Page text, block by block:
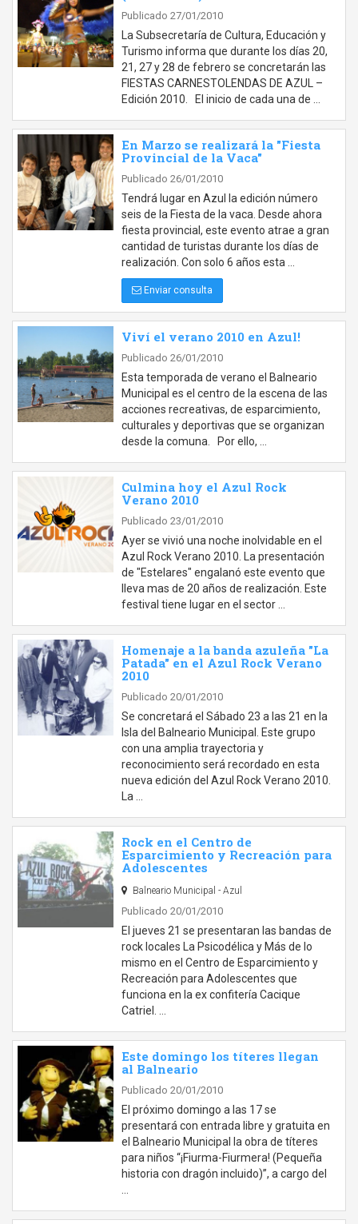
Publicado 27/01/2010
La Subsecretaría de Cultura, Educación y
Turismo informa que durante los días 20,
21, 27 y 28 de febrero se concretarán las
FIESTAS CARNESTOLENDAS DE AZUL –
Edición 2010. El inicio de cada una de …
En Marzo se realizará la "Fiesta
Provincial de la Vaca"
Publicado 26/01/2010
Tendrá lugar en Azul la edición número
seis de la Fiesta de la vaca. Desde ahora
fiesta provincial, este evento atrae a gran
cantidad de turistas durante los días de
realización. Con solo 6 años esta …
Enviar consulta
Viví el verano 2010 en Azul!
Publicado 26/01/2010
Esta temporada de verano el Balneario
Municipal es el centro de la escena de las
acciones recreativas, de esparcimiento,
culturales y deportivas que se organizan
desde la comuna. Por ello, …
Culmina hoy el Azul Rock
Verano 2010
Publicado 23/01/2010
Ayer se vivió una noche inolvidable en el
Azul Rock Verano 2010. La presentación
de "Estelares" engalanó este evento que
lleva mas de 20 años de realización. Este
festival tiene lugar en el sector …
Homenaje a la banda azuleña "La
Patada" en el Azul Rock Verano
2010
Publicado 20/01/2010
Se concretará el Sábado 23 a las 21 en la
Isla del Balneario Municipal. Este grupo
con una amplia trayectoria y
reconocimiento será recordado en esta
nueva edición del Azul Rock Verano 2010.
La …
Rock en el Centro de
Esparcimiento y Recreación para
Adolescentes
Balneario Municipal - Azul
Publicado 20/01/2010
El jueves 21 se presentaran las bandas de
rock locales La Psicodélica y Más de lo
mismo en el Centro de Esparcimiento y
Recreación para Adolescentes que
funciona en la ex confitería Cacique
Catriel. …
Este domingo los títeres llegan
al Balneario
Publicado 20/01/2010
El próximo domingo a las 17 se
presentará con entrada libre y gratuita en
el Balneario Municipal la obra de títeres
para niños “¡Fiurma-Fiurmera! (Pequeña
historia con dragón incluido)”, a cargo del